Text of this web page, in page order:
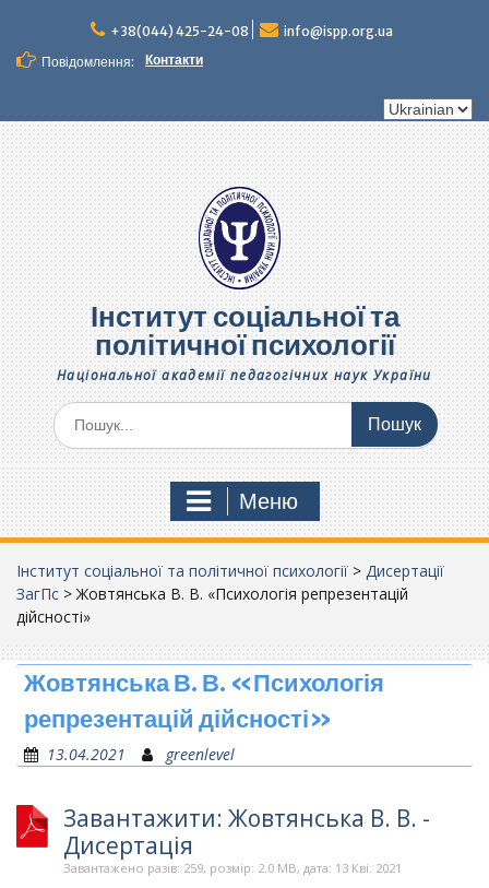
вмісту
+38(044) 425-24-08
info@ispp.org.ua
Повідомлення:
Контакти
Вибрати
Інститут соціальної та
політичної психології
Національної академії педагогічних наук України
Шукати:
Меню
Інститут соціальної та політичної психології > Дисертації
ЗагПс > Жовтянська В. В. «Психологія репрезентацій
дійсності»
Жовтянська В. В. «Психологія
репрезентацій дійсності»
13.04.2021 greenlevel
Завантажити: Жовтянська В. В. -
Дисертація
Завантажено разів: 259, розмір: 2.0 MB, дата: 13 Кві. 2021